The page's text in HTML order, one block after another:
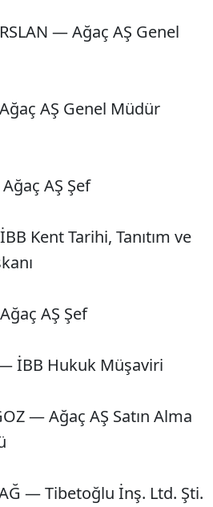
— Ağaç AŞ Genel
AŞ Genel Müdür
AŞ Şef
Kent Tarihi, Tanıtım ve
AŞ Şef
İBB Hukuk Müşaviri
— Ağaç AŞ Satın Alma
— Tibetoğlu İnş. Ltd. Şti.